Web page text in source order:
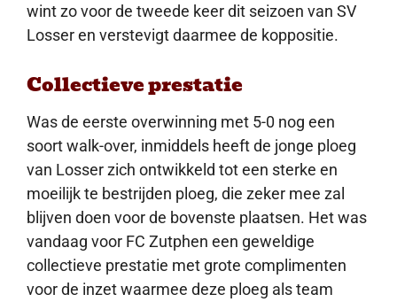
wint zo voor de tweede keer dit seizoen van SV
Losser en verstevigt daarmee de koppositie.
Collectieve prestatie
Was de eerste overwinning met 5-0 nog een
soort walk-over, inmiddels heeft de jonge ploeg
van Losser zich ontwikkeld tot een sterke en
moeilijk te bestrijden ploeg, die zeker mee zal
blijven doen voor de bovenste plaatsen. Het was
vandaag voor FC Zutphen een geweldige
collectieve prestatie met grote complimenten
voor de inzet waarmee deze ploeg als team